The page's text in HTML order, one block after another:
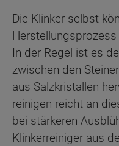
Die Klinker selbst
In der Regel ist es
zwischen den
aus Salzkristallen
reinigen reicht an
bei stärkeren
Klinkerreiniger aus